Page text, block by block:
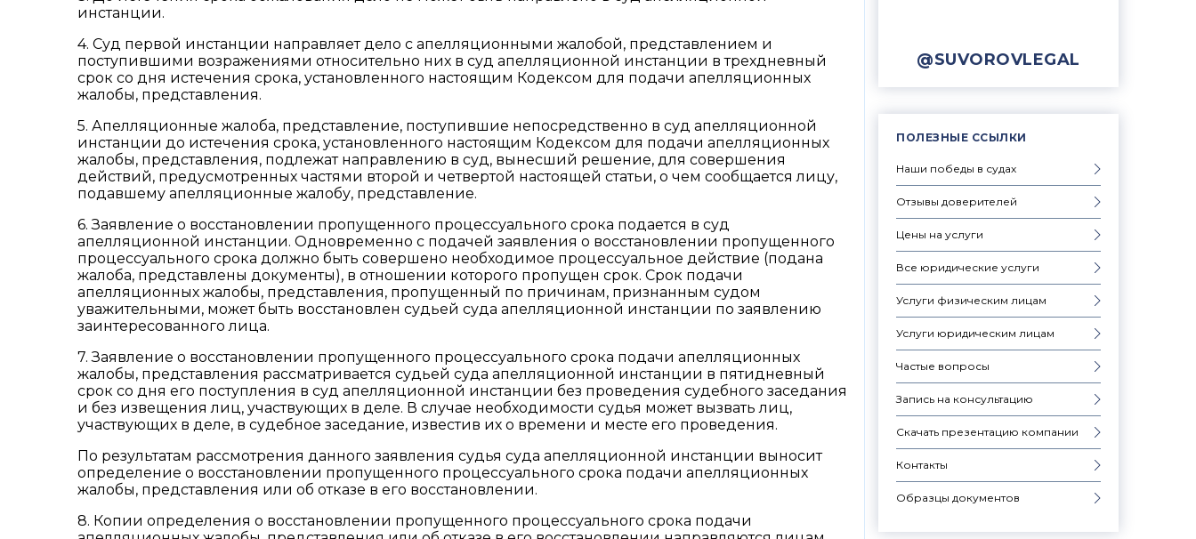
@SUVOROVLEGAL
ПОЛЕЗНЫЕ ССЫЛКИ
Наши победы в судах
Отзывы доверителей
Цены на услуги
Все юридические услуги
Услуги физическим лицам
Услуги юридическим лицам
Частые вопросы
Запись на консультацию
Скачать презентацию компании
Контакты
Образцы документов
инстанции.
4. Суд первой инстанции направляет дело с апелляционными жалобой, представлением и
поступившими возражениями относительно них в суд апелляционной инстанции в трехдневный
срок со дня истечения срока, установленного настоящим Кодексом для подачи апелляционных
жалобы, представления.
5. Апелляционные жалоба, представление, поступившие непосредственно в суд апелляционной
инстанции до истечения срока, установленного настоящим Кодексом для подачи апелляционных
жалобы, представления, подлежат направлению в суд, вынесший решение, для совершения
действий, предусмотренных частями второй и четвертой настоящей статьи, о чем сообщается лицу,
подавшему апелляционные жалобу, представление.
6. Заявление о восстановлении пропущенного процессуального срока подается в суд
апелляционной инстанции. Одновременно с подачей заявления о восстановлении пропущенного
процессуального срока должно быть совершено необходимое процессуальное действие (подана
жалоба, представлены документы), в отношении которого пропущен срок. Срок подачи
апелляционных жалобы, представления, пропущенный по причинам, признанным судом
уважительными, может быть восстановлен судьей суда апелляционной инстанции по заявлению
заинтересованного лица.
7. Заявление о восстановлении пропущенного процессуального срока подачи апелляционных
жалобы, представления рассматривается судьей суда апелляционной инстанции в пятидневный
срок со дня его поступления в суд апелляционной инстанции без проведения судебного заседания
и без извещения лиц, участвующих в деле. В случае необходимости судья может вызвать лиц,
участвующих в деле, в судебное заседание, известив их о времени и месте его проведения.
По результатам рассмотрения данного заявления судья суда апелляционной инстанции выносит
определение о восстановлении пропущенного процессуального срока подачи апелляционных
жалобы, представления или об отказе в его восстановлении.
8. Копии определения о восстановлении пропущенного процессуального срока подачи